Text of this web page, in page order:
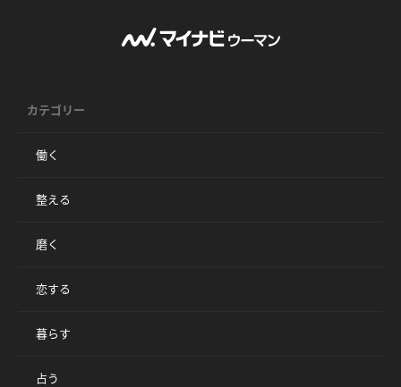
カテゴリー
働く
整える
磨く
恋する
暮らす
占う